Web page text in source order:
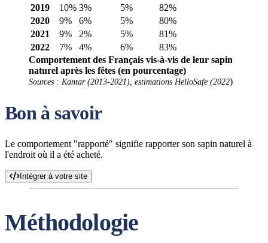
2019
10% 3% 5%
82%
2020
9% 6% 5%
80%
2021
9% 2% 5%
81%
2022
7% 4% 6%
83%
Comportement des Français vis-à-vis de leur sapin
naturel après les fêtes (en pourcentage)
Sources : Kantar (2013-2021), estimations HelloSafe (2022)
Bon à savoir
Le comportement "rapporté" signifie rapporter son sapin naturel à
l'endroit où il a été acheté.
Intégrer à votre site
Méthodologie